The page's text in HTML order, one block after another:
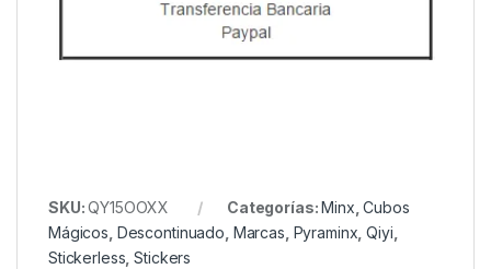
SKU:QY15OOXX Categorías:Minx ,Cubos
Mágicos Descontinuado Marcas Pyraminx ,Qiyi
Stickerless ,Stickers